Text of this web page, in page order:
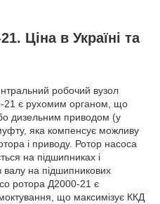
Ціна в Україні та
робочий вузол
21 є рухомим органом, що
дизельним приводом (у
яка компенсує можливу
і приводу. Ротор насоса
на підшипниках і
валу на підшипникових
ротора Д2000-21 є
що максимізує ККД